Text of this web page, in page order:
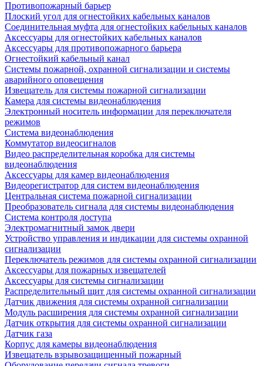
Противопожарный барьер
Плоский угол для огнестойких кабельных каналов
Соединительная муфта для огнестойких кабельных каналов
Аксессуары для огнестойких кабельных каналов
Аксессуары для противопожарного барьера
Огнестойкий кабельный канал
Системы пожарной, охранной сигнализации и системы
аварийного оповещения
Извещатель для системы пожарной сигнализации
Камера для системы видеонаблюдения
Электронный носитель информации для переключателя
режимов
Система видеонаблюдения
Коммутатор видеосигналов
Видео распределительная коробка для системы
видеонаблюдения
Аксессуары для камер видеонаблюдения
Видеорегистратор для систем видеонаблюдения
Центральная система пожарной сигнализации
Преобразователь сигнала для системы видеонаблюдения
Система контроля доступа
Электромагнитный замок двери
Устройство управления и индикации для системы охранной
сигнализации
Переключатель режимов для системы охранной сигнализации
Аксессуары для пожарных извещателей
Аксессуары для системы сигнализации
Распределительный щит для системы охранной сигнализации
Датчик движения для системы охранной сигнализации
Модуль расширения для системы охранной сигнализации
Датчик открытия для системы охранной сигнализации
Датчик газа
Корпус для камеры видеонаблюдения
Извещатель взрывозащищенный пожарный